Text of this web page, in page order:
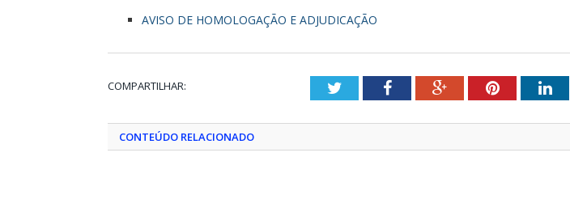
AVISO DE HOMOLOGAÇÃO E ADJUDICAÇÃO
COMPARTILHAR: TwitterFacebookGoogle+Pinterest
CONTEÚDO RELACIONADO